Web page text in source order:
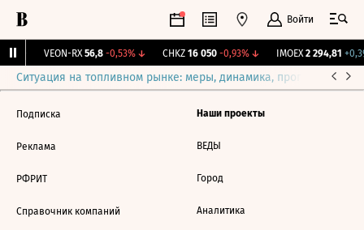
Войти
VEON-RX 56,8 -0,53%↓ CHKZ 16 050 -0,93%↓ IMOEX 2 294,81
Ситуация на топливном рынке: меры, динамика, прогнозы
Подписка
Реклама
РФРИТ
Справочник компаний
Наши проекты
ВЕДЫ
Город
Аналитика